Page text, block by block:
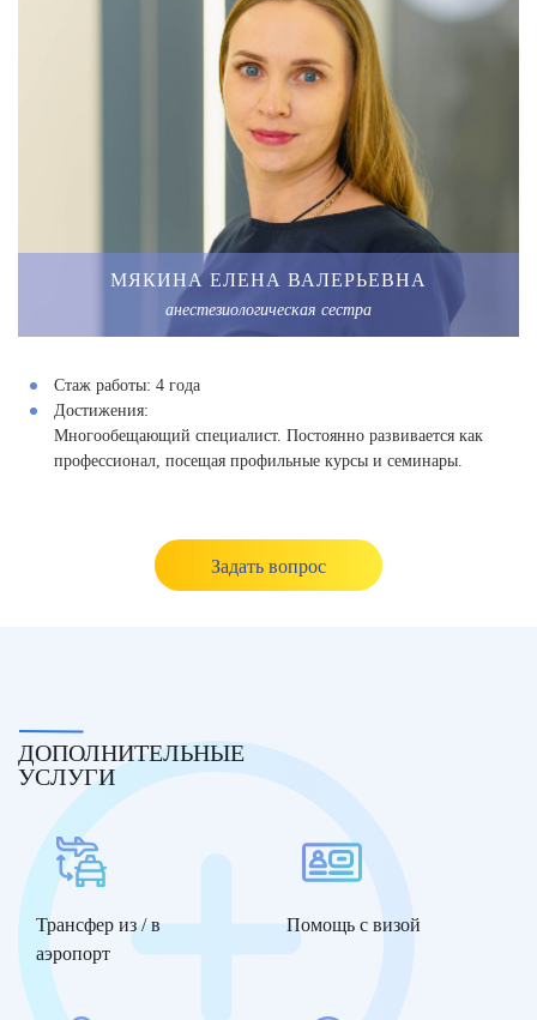
МЯКИНА ЕЛЕНА ВАЛЕРЬЕВНА
анестезиологическая сестра
Стаж работы: 4 года
Достижения:
Многообещающий специалист. Постоянно развивается как
профессионал, посещая профильные курсы и семинары.
Задать вопрос
ДОПОЛНИТЕЛЬНЫЕ
УСЛУГИ
Трансфер из / в
аэропорт
Помощь с визой